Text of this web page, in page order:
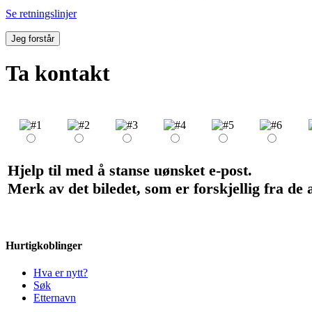
Se retningslinjer
Jeg forstår
Ta kontakt
Hjelp til med å stanse uønsket e-post.
Merk av det biledet, som er forskjellig fra de
Hurtigkoblinger
Hva er nytt?
Søk
Etternavn